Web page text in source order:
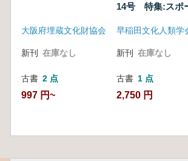
大阪府埋蔵文化財協会
新刊 在庫なし
古書 2 点
997 円~
14号 特集:スポ
早稲田文化人類学
新刊 在庫なし
古書 1 点
2,750 円